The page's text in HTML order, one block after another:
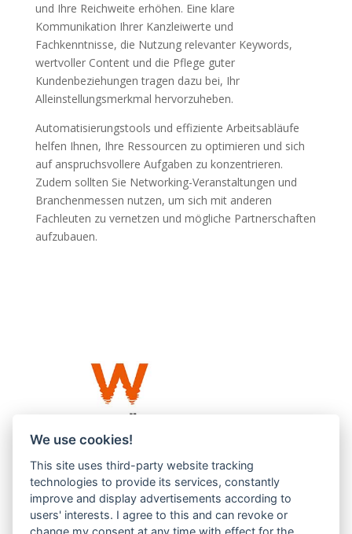
und Ihre Reichweite erhöhen. Eine klare
Kommunikation Ihrer Kanzleiwerte und
Fachkenntnisse, die Nutzung relevanter Keywords,
wertvoller Content und die Pflege guter
Kundenbeziehungen tragen dazu bei, Ihr
Alleinstellungsmerkmal hervorzuheben.
Automatisierungstools und effiziente Arbeitsabläufe
helfen Ihnen, Ihre Ressourcen zu optimieren und sich
auf anspruchsvollere Aufgaben zu konzentrieren.
Zudem sollten Sie Networking-Veranstaltungen und
Branchenmessen nutzen, um sich mit anderen
Fachleuten zu vernetzen und mögliche Partnerschaften
aufzubauen.
Westküste UG (haftungsbeschränkt)
Menzlingen 14 B
51503 Rösrath
We use cookies!
This site uses third-party website tracking
technologies to provide its services, constantly
improve and display advertisements according to
users' interests. I agree to this and can revoke or